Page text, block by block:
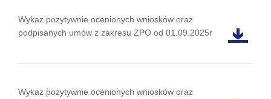
Wykaz pozytywnie ocenionych wniosków oraz
podpisanych umów z zakresu ZPO od 01.09.2025r
Wykaz pozytywnie ocenionych wniosków oraz